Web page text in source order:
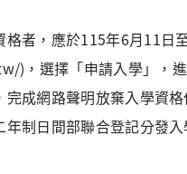
格者，應於115年6月11日
) ，選擇「申請入學」，
成網路聲明放棄入學資
制日間部聯合登記分發入